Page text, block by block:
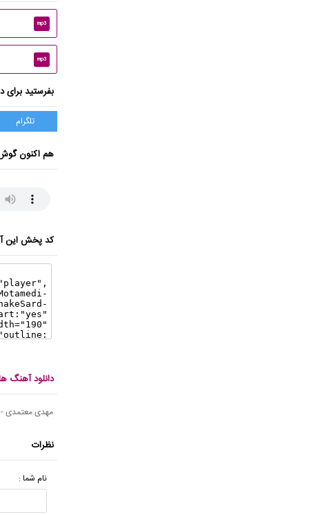
mp3
mp3
بفرستید برای
تلگرام
هم اکنون
کد پخش این
دانلود آهنگ
مهدی معتمدی
نظرات
نام شما :